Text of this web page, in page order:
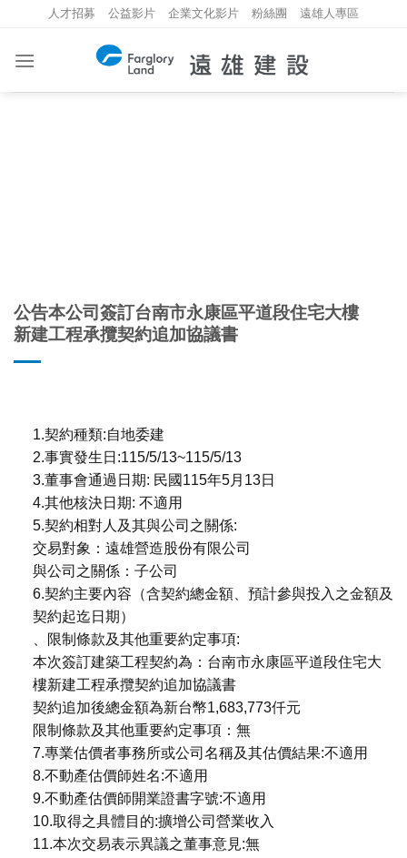
content
人才招募 公益影片 企業文化影片 粉絲團 遠雄人專區
公告本公司簽訂台南市永康區平道段住宅大樓
新建工程承攬契約追加協議書
1.契約種類:自地委建
2.事實發生日:115/5/13~115/5/13
3.董事會通過日期: 民國115年5月13日
4.其他核決日期: 不適用
5.契約相對人及其與公司之關係:
交易對象：遠雄營造股份有限公司
與公司之關係：子公司
6.契約主要內容（含契約總金額、預計參與投入之金額及
契約起迄日期）
、限制條款及其他重要約定事項:
本次簽訂建築工程契約為：台南市永康區平道段住宅大
樓新建工程承攬契約追加協議書
契約追加後總金額為新台幣1,683,773仟元
限制條款及其他重要約定事項：無
7.專業估價者事務所或公司名稱及其估價結果:不適用
8.不動產估價師姓名:不適用
9.不動產估價師開業證書字號:不適用
10.取得之具體目的:擴增公司營業收入
11.本次交易表示異議之董事意見:無